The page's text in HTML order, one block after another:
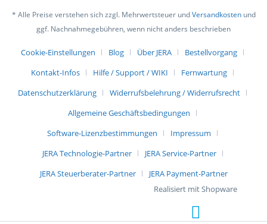
* Alle Preise verstehen sich zzgl. Mehrwertsteuer undVersandkostenund
ggf. Nachnahmegebühren, wenn nicht anders beschrieben
Cookie-Einstellungen Blog Über JERA
Bestellvorgang
Kontakt-Infos
Hilfe / Support / WIKI
Fernwartung
Datenschutzerklärung
Widerrufsbelehrung / Widerrufsrecht
Allgemeine Geschäftsbedingungen
Software-Lizenzbestimmungen
Impressum
JERA Technologie-Partner
JERA Service-Partner
JERA Steuerberater-Partner
JERA Payment-Partner
Realisiert mit Shopware